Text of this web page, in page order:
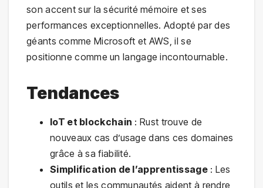
son accent sur la sécurité mémoire et ses
performances exceptionnelles. Adopté par des
géants comme Microsoft et AWS, il se
positionne comme un langage incontournable.
Tendances
IoT et blockchain : Rust trouve de
nouveaux cas d’usage dans ces domaines
grâce à sa fiabilité.
Simplification de l’apprentissage: Les
outils et les communautés aident à rendre